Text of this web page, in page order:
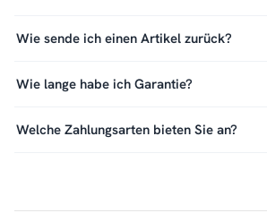
Wie sende ich einen Artikel zurück?
Wie lange habe ich Garantie?
Welche Zahlungsarten bieten Sie an?